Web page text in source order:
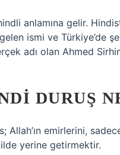
anlamına gelir.
ismi ve Türkiye’de
adı olan Ahmed
DURUŞ
Allah’ın emirlerini,
yerine getirmektir.